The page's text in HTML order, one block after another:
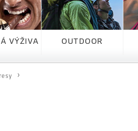
VÝŽIVA OUTDOOR